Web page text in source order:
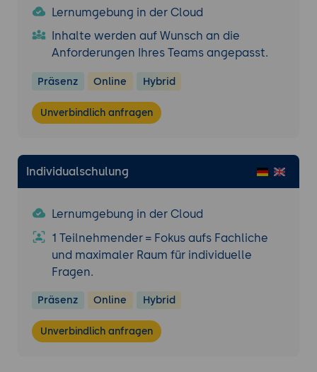
Lernumgebung in der Cloud
Inhalte werden auf Wunsch an die
Anforderungen Ihres Teams angepasst.
Präsenz Online Hybrid
Unverbindlich anfragen
Individualschulung
Lernumgebung in der Cloud
1 Teilnehmender = Fokus aufs Fachliche
und maximaler Raum für individuelle
Fragen.
Präsenz Online Hybrid
Unverbindlich anfragen